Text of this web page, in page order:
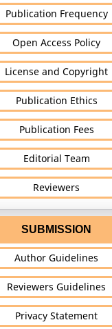
Publication Frequency
Open Access Policy
License and Copyright
Publication Ethics
Publication Fees
Editorial Team
Reviewers
SUBMISSION
Author Guidelines
Reviewers Guidelines
Privacy Statement